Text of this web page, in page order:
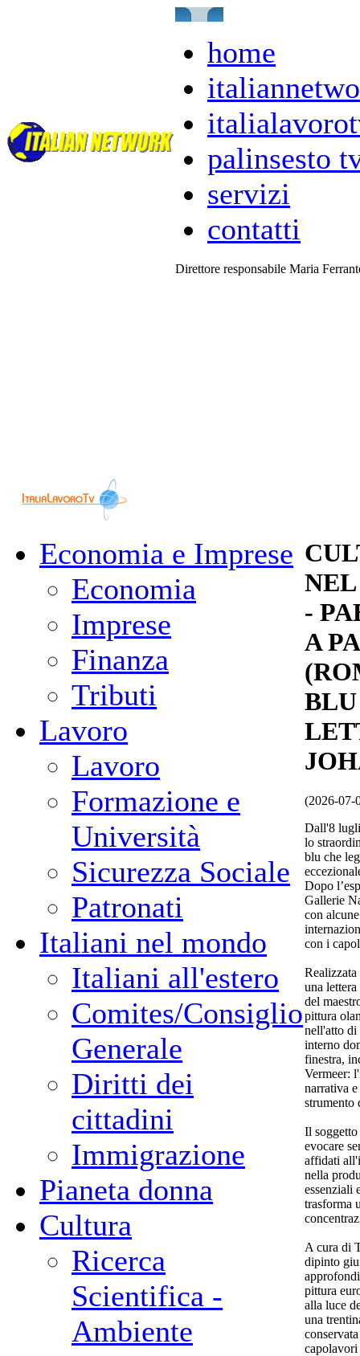
home
palinsesto
servizi
contatti
Direttore responsabile Maria
Economia e Imprese
Economia
Imprese
Finanza
Tributi
Lavoro
Lavoro
Formazione e
Università
Sicurezza Sociale
Patronati
Italiani nel mondo
Italiani all'estero
Comites/Consiglio
Generale
Diritti dei
cittadini
Immigrazione
Pianeta donna
Cultura
Ricerca
Scientifica -
Ambiente
NEL
-
A
(2026-07-
Dall'8
lo
blu che
Dopo
Gallerie
con
con i
una
del
pittura
nell'atto di
interno
finestra,
Vermeer:
narrativa
strumento
Il soggetto
evocare
affidati
nella
essenziali
trasforma
A cura di
dipinto
pittura
alla luce
una
capolavori